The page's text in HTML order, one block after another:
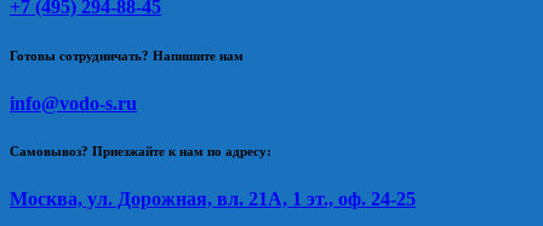
+7 (495) 294-88-45
Готовы сотрудничать? Напишите нам
info@vodo-s.ru
Самовывоз? Приезжайте к нам по адресу:
Москва, ул. Дорожная, вл. 21А, 1 эт., оф. 24-25